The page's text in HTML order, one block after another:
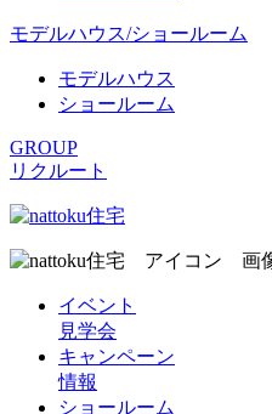
モデルハウス/ショールーム
モデルハウス
ショールーム
GROUP
リクルート
イベント
見学会
キャンペーン
情報
ショールーム